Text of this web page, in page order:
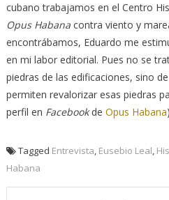
cubano trabajamos en el Centro
Opus Habanacontra viento y
encontrábamos, Eduardo me
en mi labor editorial. Pues no se
piedras de las edificaciones, sino
permiten revalorizar esas piedras
perfil en Facebookde Opus Habana
Tagged Entrevista, Eusebio Leal,
Habana